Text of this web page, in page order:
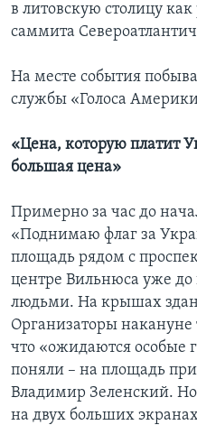
в литовскую столицу
саммита
На месте события
службы «Голоса
«Цена, которую платит
большая цена»
Примерно за час до
«Поднимаю флаг за
площадь рядом с
центре Вильнюса уже до
людьми. На крышах
Организаторы
что «ожидаются особые
поняли – на площадь
Владимир Зеленский. Но
на двух больших